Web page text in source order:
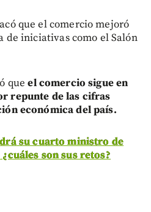
que el comercio mejoró
de iniciativas como el Salón
queel comercio sigue en
repunte de las cifras
económica del país.
su cuarto ministro de
son sus retos?